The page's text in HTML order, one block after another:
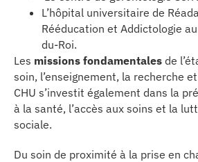
& patrimoine
écologique
L’hôpital universitaire de
Rééducation et Addictologie
du-Roi.
Les missions fondamentales de
soin, l’enseignement, la recherche
CHU s’investit également dans la
à la santé, l’accès aux soins et la
sociale.
Du soin de proximité à la prise en